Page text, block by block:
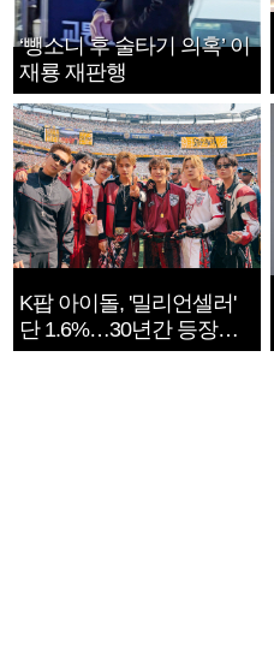
‘뺑소니 후 술타기 의혹’ 이
재룡 재판행
K팝 아이돌, '밀리언셀러'
단 1.6%…30년간 등장
1182개팀 전수조사